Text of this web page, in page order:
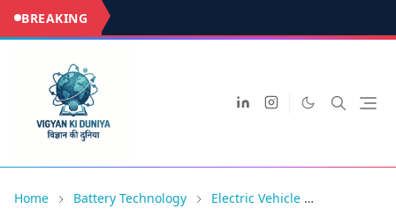
BREAKING
Home Battery Technology Electric Vehicle